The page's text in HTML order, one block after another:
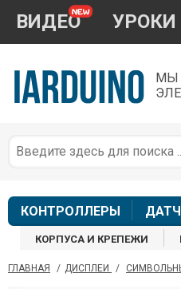
ВИДЕО УРОКИ
МЫ
КОНТРОЛЛЕРЫ
КОРПУСА И КРЕПЕЖИ
ГЛАВНАЯ / ДИСПЛЕИ /